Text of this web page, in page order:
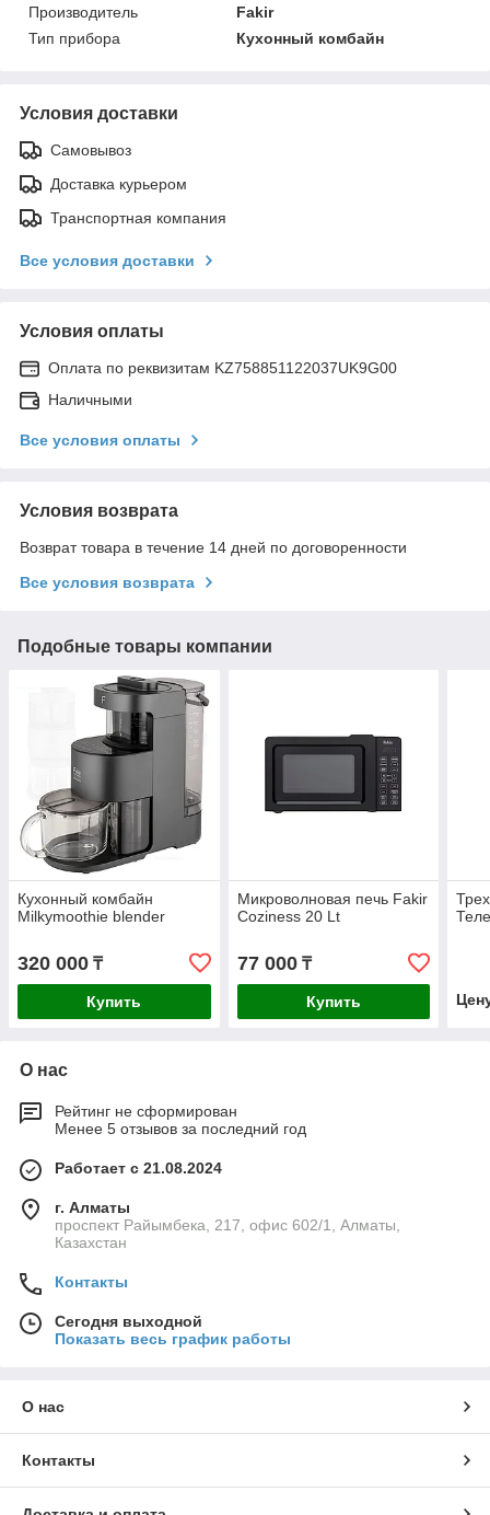
Производитель
Fakir
Тип прибора
Кухонный комбайн
Условия доставки
Самовывоз
Доставка курьером
Транспортная компания
Все условия доставки
Условия оплаты
Оплата по реквизитам KZ758851122037UK9G00
Наличными
Все условия оплаты
Условия возврата
Возврат товара в течение 14 дней по договоренности
Все условия возврата
Подобные товары компании
Кухонный комбайн
Milkymoothie blender
320 000 ₸
Купить
Микроволновая печь Fakir
Coziness 20 Lt
77 000₸
Купить
О нас
Рейтинг не сформирован
Менее 5 отзывов за последний год
Работает с 21.08.2024
г. Алматы
проспект Райымбека, 217, офис 602/1, Алматы,
Казахстан
Контакты
Сегодня выходной
Показать весь график работы
О нас
Контакты